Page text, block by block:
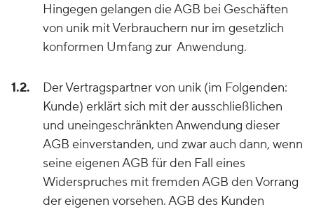
Hingegen gelangen die AGB bei Geschäften
von unik mit Verbrauchern nur im gesetzlich
konformen Umfang zur Anwendung.
1.2.
Der Vertragspartner von unik (im Folgenden:
Kunde) erklärt sich mit der ausschließlichen
und uneingeschränkten Anwendung dieser
AGB einverstanden, und zwar auch dann, wenn
seine eigenen AGB für den Fall eines
Widerspruches mit fremden AGB den Vorrang
der eigenen vorsehen. AGB des Kunden